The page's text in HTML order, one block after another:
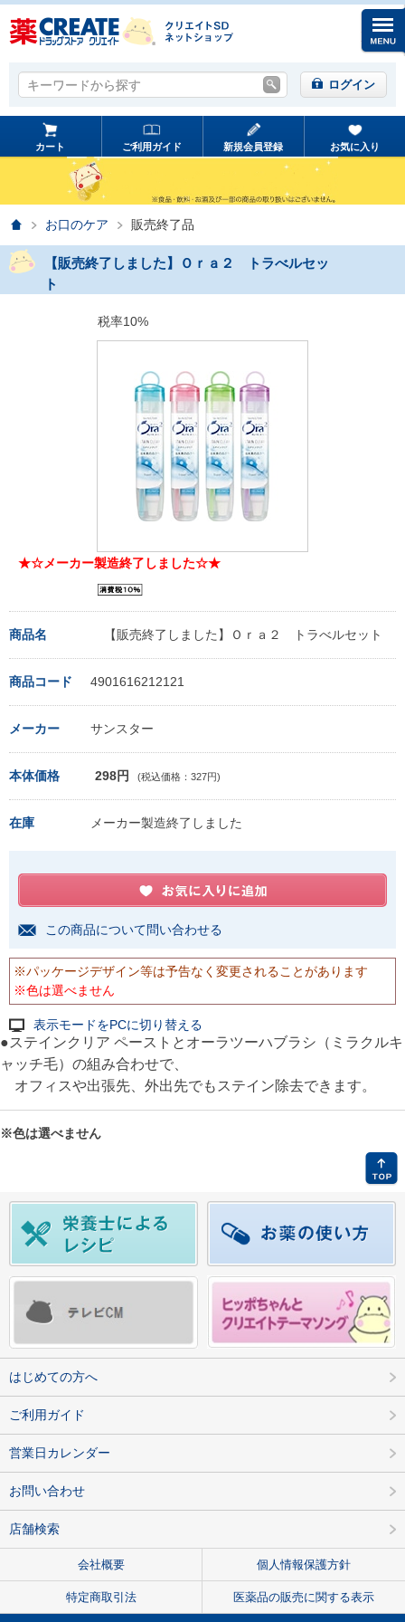
キーワードから探す
キーワードから探す ログイン
カート ご利用ガイド 新規会員登録 お気に入り
ホームお口のケア 販売終了品
【販売終了しました】Ｏｒａ２ トラべルセッ
ト
税率10%
★☆メーカー製造終了しました☆★
商品名 【販売終了しました】Ｏｒａ２ トラべルセット
商品コード 4901616212121
メーカー サンスター
本体価格 298円 (税込価格：327円)
在庫 メーカー製造終了しました
この商品について問い合わせる
※パッケージデザイン等は予告なく変更されることがあります
※色は選べません
表示モードをPCに切り替える
●ステインクリア ペーストとオーラツーハブラシ（ミラクルキ
ャッチ毛）の組み合わせで、
オフィスや出張先、外出先でもステイン除去できます。
※色は選べません
はじめての方へ
ご利用ガイド
営業日カレンダー
お問い合わせ
店舗検索
会社概要 個人情報保護方針
特定商取引法 医薬品の販売に関する表示